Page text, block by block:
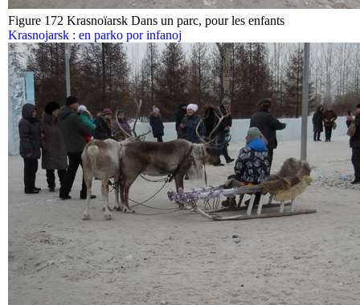
Figure 172 Krasnoïarsk Dans un parc, pour les enfants
Krasnojarsk : en parko por infanoj